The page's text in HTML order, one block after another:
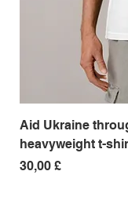
Aid Ukraine
heavyweight t-
Preis
30,00 £